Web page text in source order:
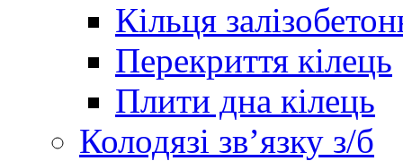
Кільця
Перекриття кілець
Плити дна кілець
Колодязі зв’язку з/б